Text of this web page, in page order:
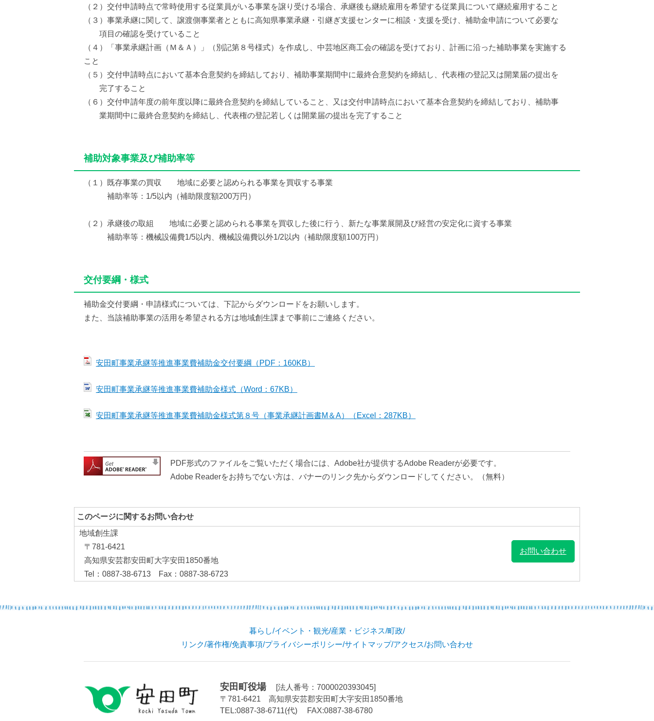
（２）交付申請時点で常時使用する従業員がいる事業を譲り受ける場合、承継後も継続雇用を希望する従業員について継続雇用すること
（３）事業承継に関して、譲渡側事業者とともに高知県事業承継・引継ぎ支援センターに相談・支援を受け、補助金申請について必要な
項目の確認を受けていること
（４）「事業承継計画（Ｍ＆Ａ）」（別記第８号様式）を作成し、中芸地区商工会の確認を受けており、計画に沿った補助事業を実施する
こと
（５）交付申請時点において基本合意契約を締結しており、補助事業期間中に最終合意契約を締結し、代表権の登記又は開業届の提出を
完了すること
（６）交付申請年度の前年度以降に最終合意契約を締結していること、又は交付申請時点において基本合意契約を締結しており、補助事
業期間中に最終合意契約を締結し、代表権の登記若しくは開業届の提出を完了すること
補助対象事業及び補助率等
（１）既存事業の買収 地域に必要と認められる事業を買収する事業
補助率等：1/5以内（補助限度額200万円）
（２）承継後の取組 地域に必要と認められる事業を買収した後に行う、新たな事業展開及び経営の安定化に資する事業
補助率等：機械設備費1/5以内、機械設備費以外1/2以内（補助限度額100万円）
交付要綱・様式
補助金交付要綱・申請様式については、下記からダウンロードをお願いします。
また、当該補助事業の活用を希望される方は地域創生課まで事前にご連絡ください。
安田町事業承継等推進事業費補助金交付要綱（PDF：160KB）
安田町事業承継等推進事業費補助金様式（Word：67KB）
安田町事業承継等推進事業費補助金様式第８号（事業承継計画書M＆A）（Excel：287KB）
PDF形式のファイルをご覧いただく場合には、Adobe社が提供するAdobe Readerが必要です。
Adobe Readerをお持ちでない方は、バナーのリンク先からダウンロードしてください。（無料）
このページに関するお問い合わせ
地域創生課
〒781-6421
高知県安芸郡安田町大字安田1850番地
Tel：0887-38-6713 Fax：0887-38-6723
お問い合わせ
暮らし/イベント・観光/産業・ビジネス/町政/
リンク/著作権/免責事項/プライバシーポリシー/サイトマップ/アクセス/お問い合わせ
安田町役場
[法人番号：7000020393045]
〒781-6421 高知県安芸郡安田町大字安田1850番地
TEL:0887-38-6711(代)
FAX:0887-38-6780